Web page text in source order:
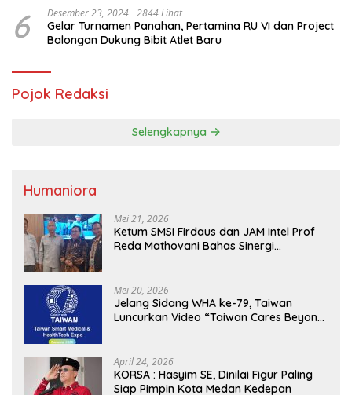
6 Desember 23, 2024 2844 Lihat
Gelar Turnamen Panahan, Pertamina RU VI dan Project
Balongan Dukung Bibit Atlet Baru
Pojok Redaksi
Selengkapnya
Humaniora
Mei 21, 2026
Ketum SMSI Firdaus dan JAM Intel Prof
Reda Mathovani Bahas Sinergi
MBG, Perkuat Pengawasan Program
Pemerintah
Mei 20, 2026
Jelang Sidang WHA ke-79, Taiwan
Luncurkan Video “Taiwan Cares Beyond
April 24, 2026
KORSA : Hasyim SE, Dinilai Figur Paling
Siap Pimpin Kota Medan Kedepan